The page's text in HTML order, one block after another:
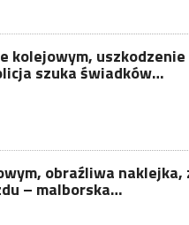
kolejowym, uszkodzenie
szuka świadków…
obraźliwa naklejka,
– malborska…